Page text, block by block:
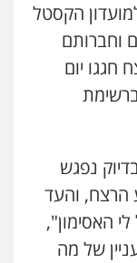
הקסטל
וחברותם
חגגו יום
נפגש
הרצח, והעד
האסימון",
של מה